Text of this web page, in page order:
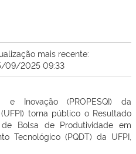
mais recente:
09/2025 09:33
Inovação (PROPESQI) da
torna público o Resultado
Bolsa de Produtividade em
Tecnológico (PQDT) da UFPI,